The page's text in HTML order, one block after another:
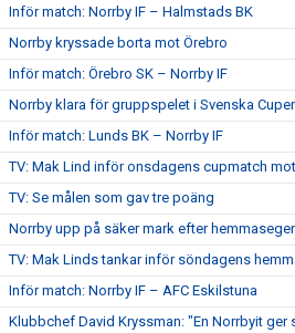
Inför match: Norrby IF – Halmstads BK
Norrby kryssade borta mot Örebro
Inför match: Örebro SK – Norrby IF
Norrby klara för gruppspelet i Svenska
Inför match: Lunds BK – Norrby IF
TV: Mak Lind inför onsdagens cupmatch
TV: Se målen som gav tre poäng
Norrby upp på säker mark efter hemmaseger
TV: Mak Linds tankar inför söndagens
Inför match: Norrby IF – AFC Eskilstuna
Klubbchef David Kryssman: "En Norrbyit ger